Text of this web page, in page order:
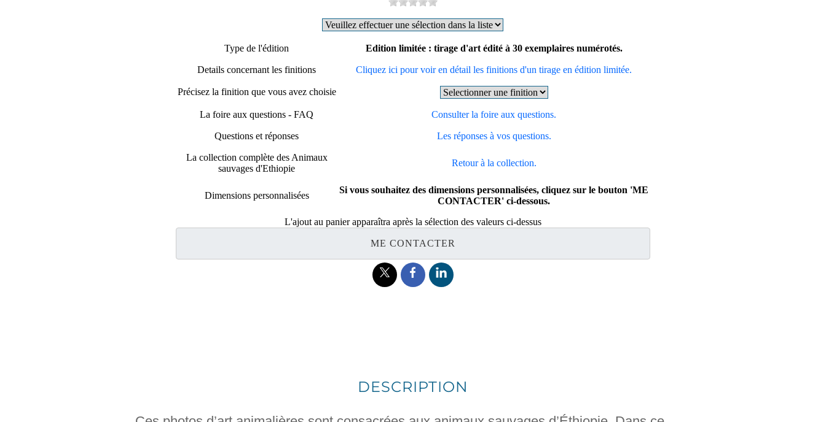
Type de l'édition Edition limitée : tirage d'art édité à 30 exemplaires numérotés.
Details concernant les finitions Cliquez ici pour voir en détail les finitions d'un tirage en édition limitée.
Précisez la finition que vous avez choisie
La foire aux questions - FAQ Consulter la foire aux questions.
Questions et réponses Les réponses à vos questions.
La collection complète des Animaux
sauvages d'Ethiopie
Retour à la collection.
Dimensions personnalisées
Si vous souhaitez des dimensions personnalisées, cliquez sur le bouton 'ME
CONTACTER' ci-dessous.
L'ajout au panier apparaîtra après la sélection des valeurs ci-dessus
ME CONTACTER
DESCRIPTION